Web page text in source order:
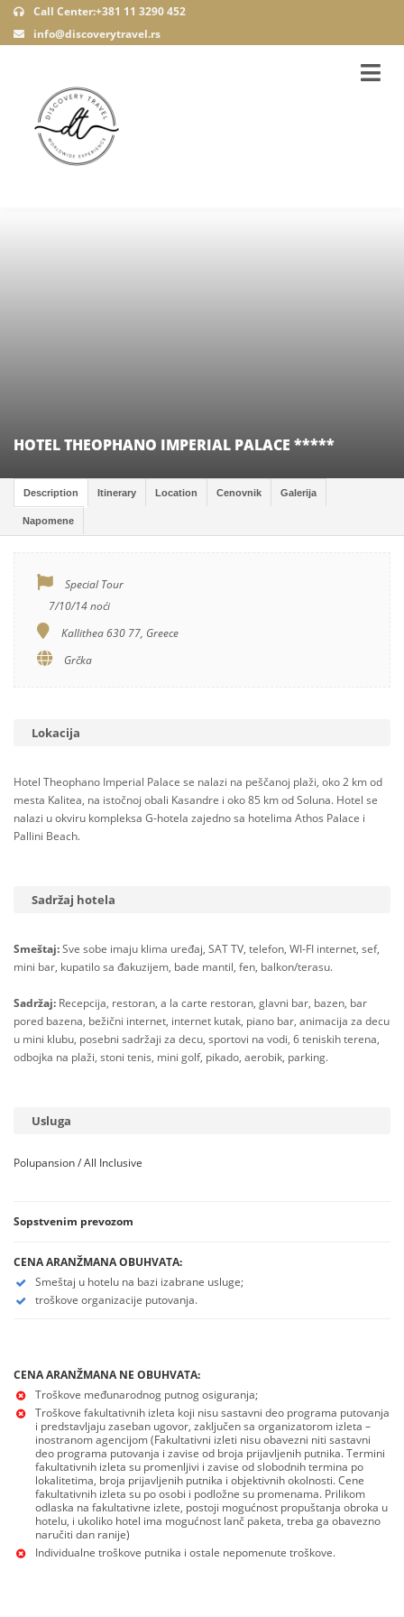
Call Center:+381 11 3290 452
info@discoverytravel.rs
HOTEL THEOPHANO IMPERIAL PALACE *****
Description Itinerary Location Cenovnik Galerija
Napomene
Special Tour
7/10/14 noći
Kallithea 630 77, Greece
Grčka
Lokacija
Hotel Theophano Imperial Palace se nalazi na peščanoj plaži, oko 2 km od
mesta Kalitea, na istočnoj obali Kasandre i oko 85 km od Soluna. Hotel se
nalazi u okviru kompleksa G-hotela zajedno sa hotelima Athos Palace i
Pallini Beach.
Sadržaj hotela
Smeštaj:Sve sobe imaju klima uređaj, SAT TV, telefon, WI-FI internet, sef,
mini bar, kupatilo sa đakuzijem, bade mantil, fen, balkon/terasu.
Sadržaj: Recepcija, restoran, a la carte restoran, glavni bar, bazen, bar
pored bazena, bežični internet, internet kutak, piano bar, animacija za decu
u mini klubu, posebni sadržaji za decu, sportovi na vodi, 6 teniskih terena,
odbojka na plaži, stoni tenis, mini golf, pikado, aerobik, parking.
Usluga
Polupansion / All Inclusive
Sopstvenim prevozom
CENA ARANŽMANA OBUHVATA:
Smeštaj u hotelu na bazi izabrane usluge;
troškove organizacije putovanja.
CENA ARANŽMANA NE OBUHVATA:
Troškove međunarodnog putnog osiguranja;
Troškove fakultativnih izleta koji nisu sastavni deo programa putovanja
i predstavljaju zaseban ugovor, zaključen sa organizatorom izleta –
inostranom agencijom (Fakultativni izleti nisu obavezni niti sastavni
deo programa putovanja i zavise od broja prijavljenih putnika. Termini
fakultativnih izleta su promenljivi i zavise od slobodnih termina po
lokalitetima, broja prijavljenih putnika i objektivnih okolnosti. Cene
fakultativnih izleta su po osobi i podložne su promenama. Prilikom
odlaska na fakultativne izlete, postoji mogućnost propuštanja obroka u
hotelu, i ukoliko hotel ima mogućnost lanč paketa, treba ga obavezno
naručiti dan ranije)
Individualne troškove putnika i ostale nepomenute troškove.